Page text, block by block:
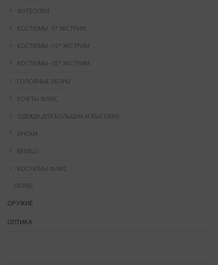
ФУТБОЛКИ
КОСТЮМЫ -5° ЭКСТРИМ
КОСТЮМЫ -15° ЭКСТРИМ
КОСТЮМЫ -35° ЭКСТРИМ
ГОЛОВНЫЕ УБОРЫ
КОФТЫ ФЛИС
ОДЕЖДА ДЛЯ БОЛЬШИХ И ВЫСОКИХ
БРЮКИ
BENELLI
КОСТЮМЫ ФЛИС
ОБУВЬ
ОРУЖИЕ
ОПТИКА